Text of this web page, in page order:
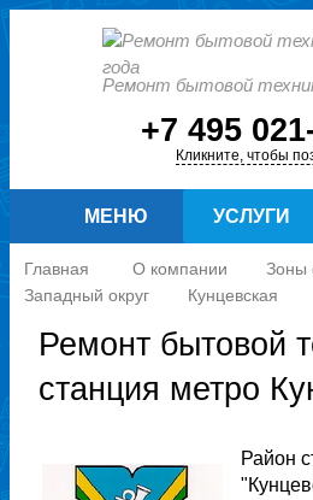
Ремонт бытовой
+7 495
Кликните, чтобы
УСЛУГИ
МЕНЮ
Главная О компании
Зоны
Западный округ
Кунцевская
Ремонт бытовой
станция метро
Район